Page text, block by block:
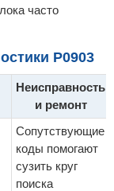
часто
P0903
Неисправность
и ремонт
Сопутствующие
коды помогают
сузить круг
поиска